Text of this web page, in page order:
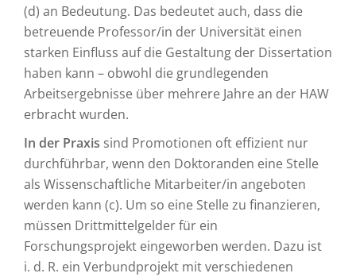
(d) an Bedeutung. Das bedeutet auch, dass die
betreuende Professor/in der Universität einen
starken Einfluss auf die Gestaltung der Dissertation
haben kann – obwohl die grundlegenden
Arbeitsergebnisse über mehrere Jahre an der HAW
erbracht wurden.
In der Praxis sind Promotionen oft effizient nur
durchführbar, wenn den Doktoranden eine Stelle
als Wissenschaftliche Mitarbeiter/in angeboten
werden kann (c). Um so eine Stelle zu finanzieren,
müssen Drittmittelgelder für ein
Forschungsprojekt eingeworben werden. Dazu ist
i. d. R. ein Verbundprojekt mit verschiedenen